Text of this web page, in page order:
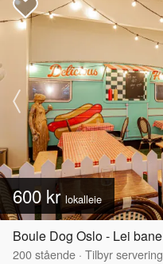
600 kr lokalleie
Boule Dog Oslo - Lei bane
200stående · Tilbyr servering